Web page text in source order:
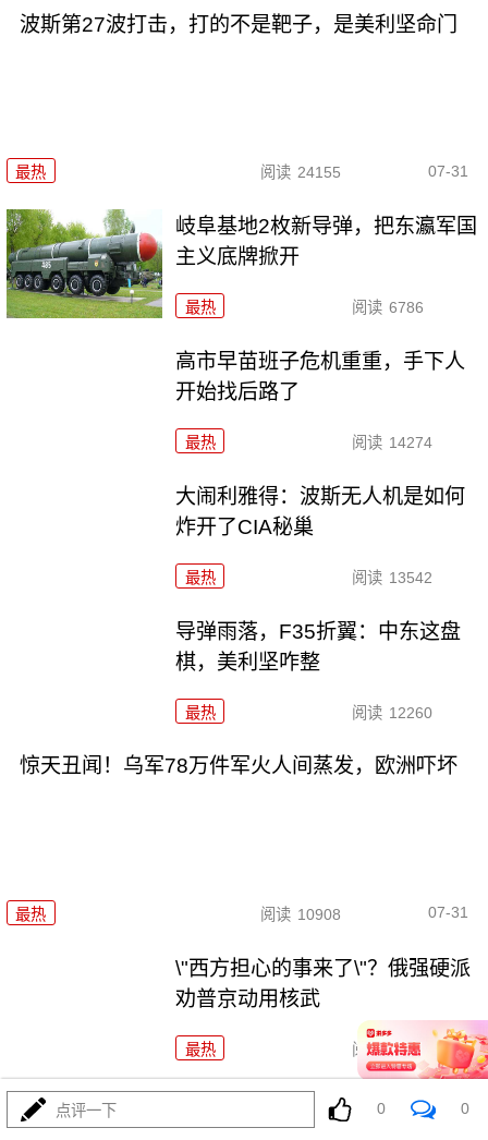
波斯第27波打击，打的不是靶子，是美利坚命门
最热 阅读 24155 07-31
岐阜基地2枚新导弹，把东瀛军国
主义底牌掀开
最热 阅读 6786
高市早苗班子危机重重，手下人
开始找后路了
最热 阅读 14274
大闹利雅得：波斯无人机是如何
炸开了CIA秘巢
最热 阅读 13542
导弹雨落，F35折翼：中东这盘
棋，美利坚咋整
最热 阅读 12260
惊天丑闻！乌军78万件军火人间蒸发，欧洲吓坏
最热 阅读 10908 07-31
\"西方担心的事来了\"？俄强硬派
劝普京动用核武
最热 阅读 9165
沙特2座炼油厂火光冲天，中东这个火药桶爆燃
点评一下 0 0